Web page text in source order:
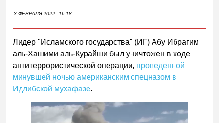
3 ФЕВРАЛЯ 2022 16:18
Лидер "Исламского государства" (ИГ) Абу Ибрагим
аль-Хашими аль-Курайши был уничтожен в ходе
антитеррористической операции, проведенной
минувшей ночью американским спецназом в
Идлибской мухафазе.